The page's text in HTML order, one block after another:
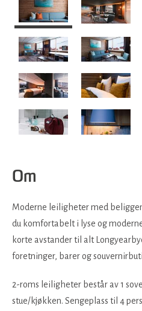
Om
Moderne leiligheter med
du komfortabelt i lyse og
korte avstander til alt
foretninger, barer og
2-roms leiligheter består av 1
stue/kjøkken. Sengeplass til 4